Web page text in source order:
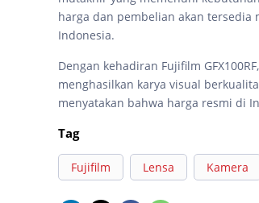
harga dan pembelian akan
Indonesia.
Dengan kehadiran Fujifilm
menghasilkan karya visual
menyatakan bahwa harga resmi di
Tag
Fujifilm Lensa Kamera